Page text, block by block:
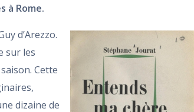
à Rome.
d’Arezzo.
sur les
Cette
dizaine de